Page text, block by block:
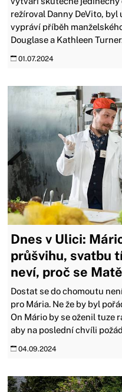
režíroval Danny DeVito, byl
vypráví příběh
Douglase a Kathleen
01.07.2024
Dnes v Ulici:
průšvihu, svatbu
neví, proč se
Dostat se do chomoutu
pro Mária. Ne že by byl
On Mário by se oženil tuze
aby na poslední chvíli
04.09.2024